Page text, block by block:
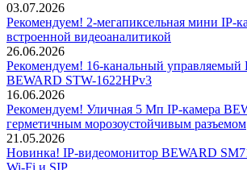
03.07.2026
Рекомендуем! 2-мегапиксельная мини IP-
встроенной видеоаналитикой
26.06.2026
Рекомендуем! 16-канальный управляемый
BEWARD STW-1622HPv3
16.06.2026
Рекомендуем! Уличная 5 Мп IP-камера
герметичным морозоустойчивым разъемом
21.05.2026
Новинка! IP-видеомонитор BEWARD